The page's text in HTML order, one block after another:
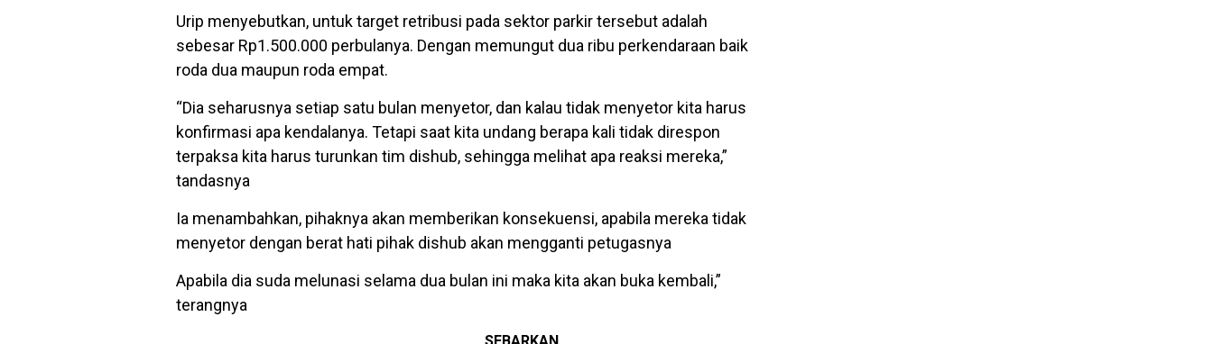
Urip menyebutkan, untuk target retribusi pada sektor parkir tersebut adalah
sebesar Rp1.500.000 perbulanya. Dengan memungut dua ribu perkendaraan baik
roda dua maupun roda empat.
“Dia seharusnya setiap satu bulan menyetor, dan kalau tidak menyetor kita harus
konfirmasi apa kendalanya. Tetapi saat kita undang berapa kali tidak direspon
terpaksa kita harus turunkan tim dishub, sehingga melihat apa reaksi mereka,”
tandasnya
Ia menambahkan, pihaknya akan memberikan konsekuensi, apabila mereka tidak
menyetor dengan berat hati pihak dishub akan mengganti petugasnya
Apabila dia suda melunasi selama dua bulan ini maka kita akan buka kembali,”
terangnya